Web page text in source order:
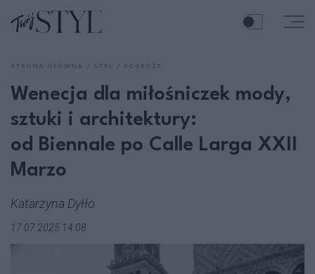
Wenecja dla miłośniczek mody,
sztuki i architektury:
od Biennale po Calle Larga XXII
Marzo
Katarzyna Dyłło
17.07.2025 14:08